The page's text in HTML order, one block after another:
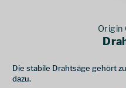
Origin
Die stabile Drahtsäge gehört
dazu.